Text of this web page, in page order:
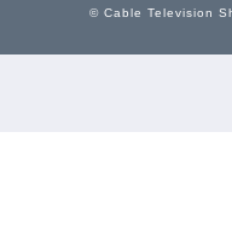
© Cable Television